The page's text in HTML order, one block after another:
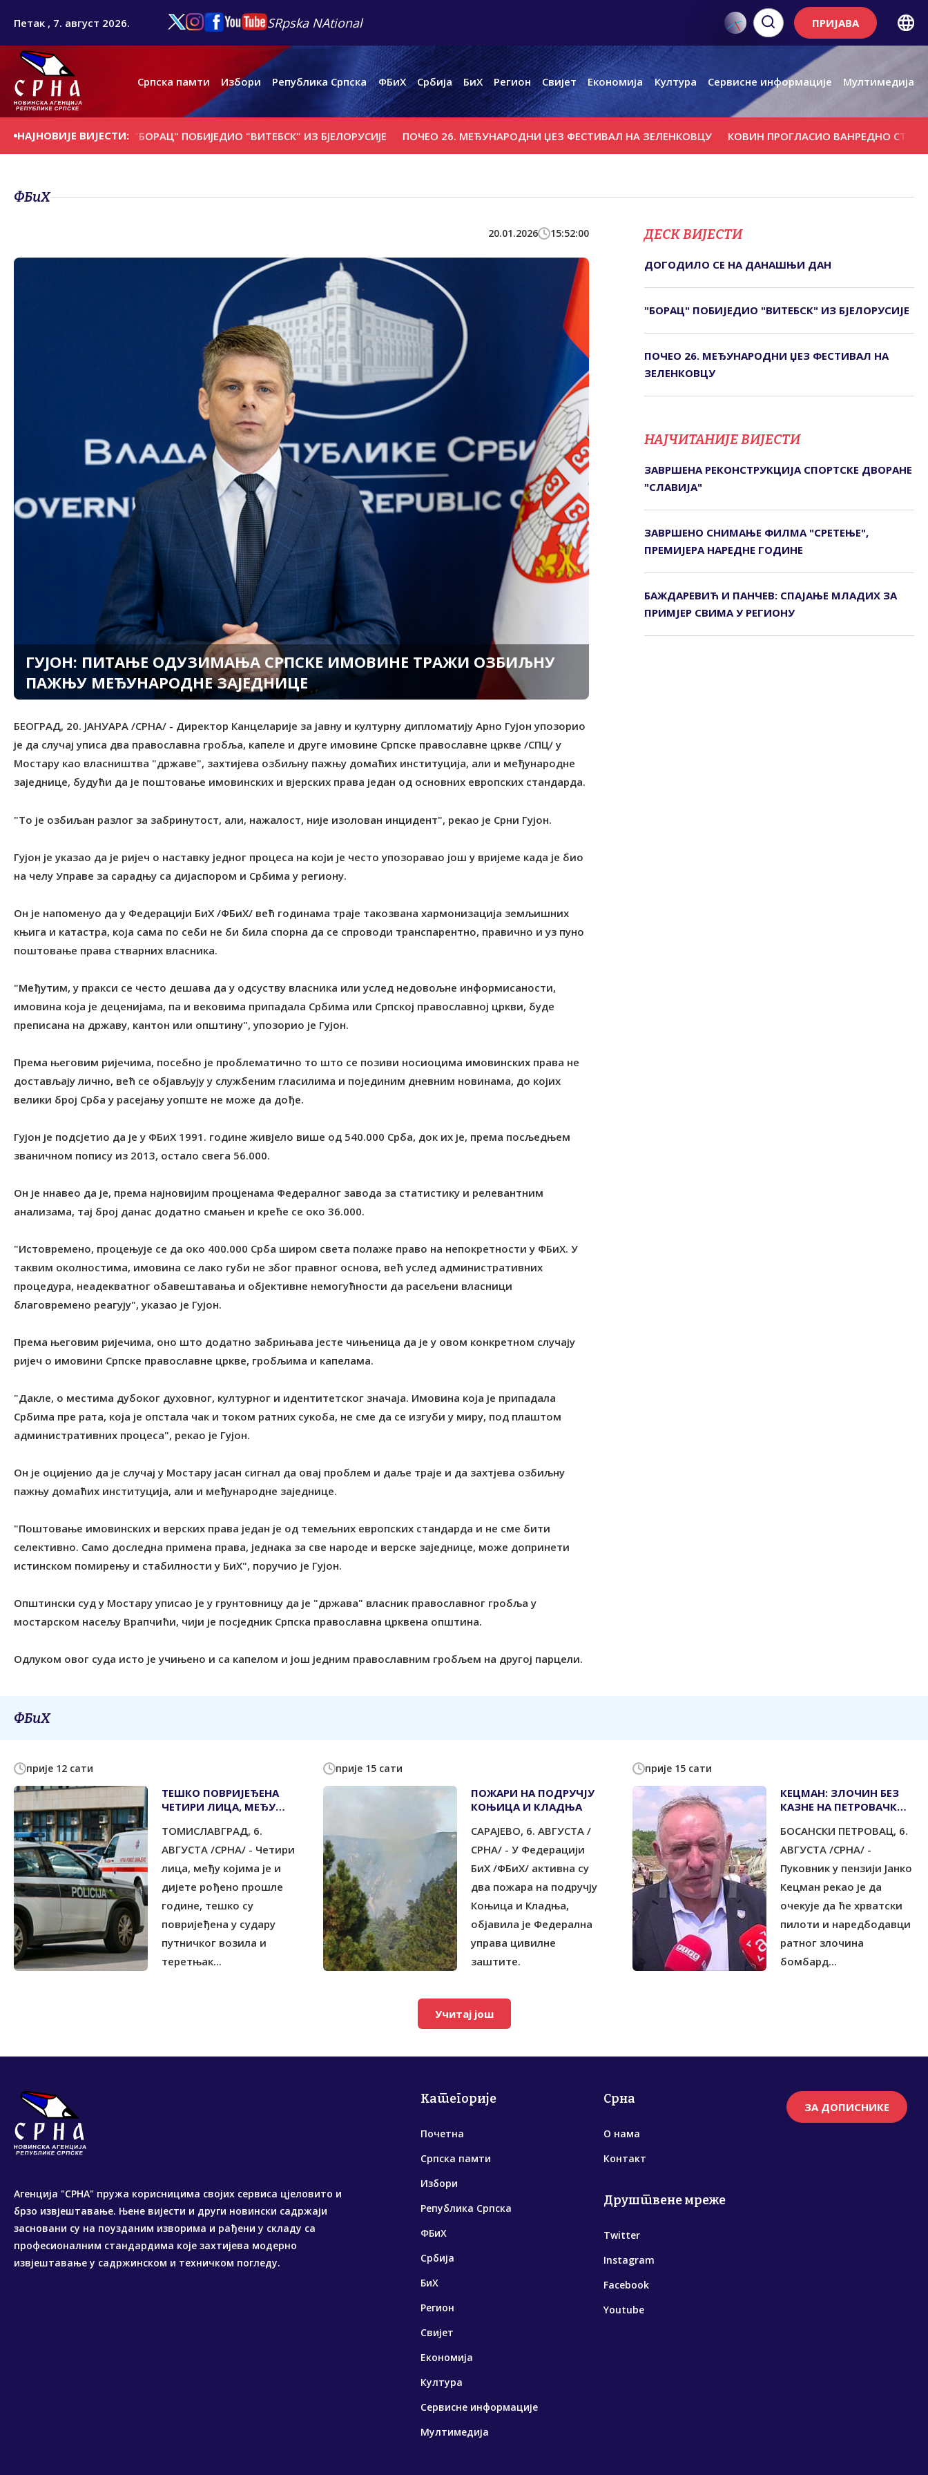
Петак , 7. август 2026. SRpska NAtional ПРИЈАВА
Српска памти Избори Република Српска ФБиХ Србија БиХ Регион Свијет Економија Култура Сервисне информације Мултимедија
НАЈНОВИЈЕ ВИЈЕСТИ:
ДАН "БОРАЦ" ПОБИЈЕДИО "ВИТЕБСК" ИЗ БЈЕЛОРУСИЈЕ ПОЧЕО 26. МЕЂУНАРОДНИ ЏЕЗ ФЕСТИВАЛ НА ЗЕЛЕНКОВЦУ КОВИН ПРОГЛАСИО ВАНРЕДНО СТАЊЕ
ФБиХ
20.01.2026 15:52:00
ГУЈОН: ПИТАЊЕ ОДУЗИМАЊА СРПСКЕ ИМОВИНЕ ТРАЖИ ОЗБИЉНУ
ПАЖЊУ МЕЂУНАРОДНЕ ЗАЈЕДНИЦЕ
БЕОГРАД, 20. ЈАНУАРА /СРНА/ - Директор Канцеларије за јавну и културну дипломатију Арно Гујон упозорио
је да случај уписа два православна гробља, капеле и друге имовине Српске православне цркве /СПЦ/ у
Мостару као власништва "државе", захтијева озбиљну пажњу домаћих институција, али и међународне
заједнице, будући да је поштовање имовинских и вјерских права један од основних европских стандарда.
"То је озбиљан разлог за забринутост, али, нажалост, није изолован инцидент", рекао је Срни Гујон.
Гујон је указао да је ријеч о наставку једног процеса на који је често упозоравао још у вријеме када је био
на челу Управе за сарадњу са дијаспором и Србима у региону.
Он је напоменуо да у Федерацији БиХ /ФБиХ/ већ годинама траје такозвана хармонизација земљишних
књига и катастра, која сама по себи не би била спорна да се спроводи транспарентно, правично и уз пуно
поштовање права стварних власника.
"Међутим, у пракси се често дешава да у одсуству власника или услед недовољне информисаности,
имовина која је деценијама, па и вековима припадала Србима или Српској православној цркви, буде
преписана на државу, кантон или општину", упозорио је Гујон.
Према његовим ријечима, посебно је проблематично то што се позиви носиоцима имовинских права не
достављају лично, већ се објављују у службеним гласилима и појединим дневним новинама, до којих
велики број Срба у расејању уопште не може да дође.
Гујон је подсјетио да је у ФБиХ 1991. године живјело више од 540.000 Срба, док их је, према посљедњем
званичном попису из 2013, остало свега 56.000.
Он је ннавео да је, према најновијим процјенама Федералног завода за статистику и релевантним
анализама, тај број данас додатно смањен и креће се око 36.000.
"Истовремено, процењује се да око 400.000 Срба широм света полаже право на непокретности у ФБиХ. У
таквим околностима, имовина се лако губи не због правног основа, већ услед административних
процедура, неадекватног обавештавања и објективне немогућности да расељени власници
благовремено реагују", указао је Гујон.
Према његовим ријечима, оно што додатно забрињава јесте чињеница да је у овом конкретном случају
ријеч о имовини Српске православне цркве, гробљима и капелама.
"Дакле, о местима дубоког духовног, културног и идентитетског значаја. Имовина која је припадала
Србима пре рата, која је опстала чак и током ратних сукоба, не сме да се изгуби у миру, под плаштом
административних процеса", рекао је Гујон.
Он је оцијенио да је случај у Мостару јасан сигнал да овај проблем и даље траје и да захтјева озбиљну
пажњу домаћих институција, али и међународне заједнице.
"Поштовање имовинских и верских права један је од темељних европских стандарда и не сме бити
селективно. Само доследна примена права, једнака за све народе и верске заједнице, може допринети
истинском помирењу и стабилности у БиХ", поручио је Гујон.
Општински суд у Мостару уписао је у грунтовницу да је "држава" власник православног гробља у
мостарском насељу Врапчићи, чији је посједник Српска православна црквена општина.
Одлуком овог суда исто је учињено и са капелом и још једним православним гробљем на другој парцели.
ДЕСК ВИЈЕСТИ
ДОГОДИЛО СЕ НА ДАНАШЊИ ДАН
"БОРАЦ" ПОБИЈЕДИО "ВИТЕБСК" ИЗ БЈЕЛОРУСИЈЕ
ПОЧЕО 26. МЕЂУНАРОДНИ ЏЕЗ ФЕСТИВАЛ НА
ЗЕЛЕНКОВЦУ
НАЈЧИТАНИЈЕ ВИЈЕСТИ
ЗАВРШЕНА РЕКОНСТРУКЦИЈА СПОРТСКЕ ДВОРАНЕ
"СЛАВИЈА"
ЗАВРШЕНО СНИМАЊЕ ФИЛМА "СРЕТЕЊЕ",
ПРЕМИЈЕРА НАРЕДНЕ ГОДИНЕ
БАЖДАРЕВИЋ И ПАНЧЕВ: СПАЈАЊЕ МЛАДИХ ЗА
ПРИМЈЕР СВИМА У РЕГИОНУ
ФБиХ
прије 12 сати
ТЕШКО ПОВРИЈЕЂЕНА
ЧЕТИРИ ЛИЦА, МЕЂУ
ТОМИСЛАВГРАД, 6.
АВГУСТА /СРНА/ - Четири
лица, међу којима је и
дијете рођено прошле
године, тешко су
повријеђена у судару
путничког возила и
теретњак...
прије 15 сати
ПОЖАРИ НА ПОДРУЧЈУ
КОЊИЦА И КЛАДЊА
САРАЈЕВО, 6. АВГУСТА /
СРНА/ - У Федерацији
БиХ /ФБиХ/ активна су
два пожара на подручју
Коњица и Кладња,
објавила је Федерална
управа цивилне
заштите.
прије 15 сати
КЕЦМАН: ЗЛОЧИН БЕЗ
КАЗНЕ НА ПЕТРОВАЧКОЈ
НОВОГ ГРАДА
БОСАНСКИ ПЕТРОВАЦ, 6.
АВГУСТА /СРНА/ -
Пуковник у пензији Јанко
Кецман рекао је да
очекује да ће хрватски
пилоти и наредбодавци
ратног злочина
бомбард...
Учитај још
Агенција "СРНА" пружа корисницима својих сервиса цјеловито и
брзо извјештавање. Њене вијести и други новински садржаји
засновани су на поузданим изворима и рађени у складу са
професионалним стандардима које захтијева модерно
извјештавање у садржинском и техничком погледу.
Категорије
Почетна
Српска памти
Избори
Република Српска
ФБиХ
Србија
БиХ
Регион
Свијет
Економија
Култура
Сервисне информације
Мултимедија
Срна
О нама
Контакт
Друштвене мреже
Twitter
Instagram
Facebook
Youtube
ЗА ДОПИСНИКЕ